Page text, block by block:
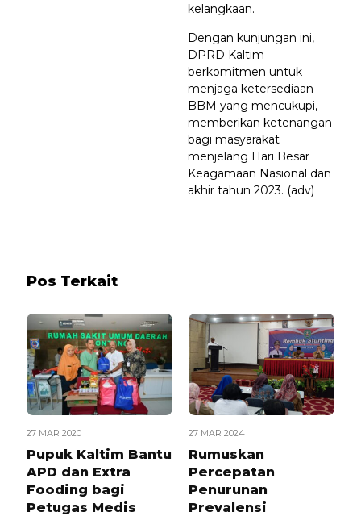
kelangkaan.
Dengan kunjungan ini,
DPRD Kaltim
berkomitmen untuk
menjaga ketersediaan
BBM yang mencukupi,
memberikan ketenangan
bagi masyarakat
menjelang Hari Besar
Keagamaan Nasional dan
akhir tahun 2023. (adv)
Pos Terkait
27 MAR 2020
Pupuk Kaltim Bantu
APD dan Extra
Fooding bagi
Petugas Medis
27 MAR 2024
Rumuskan
Percepatan
Penurunan
Prevalensi